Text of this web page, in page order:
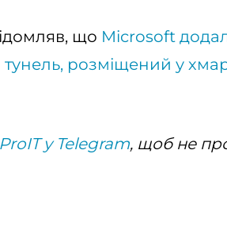
що Microsoft
розміщений у
ProIT у Telegram, щоб не